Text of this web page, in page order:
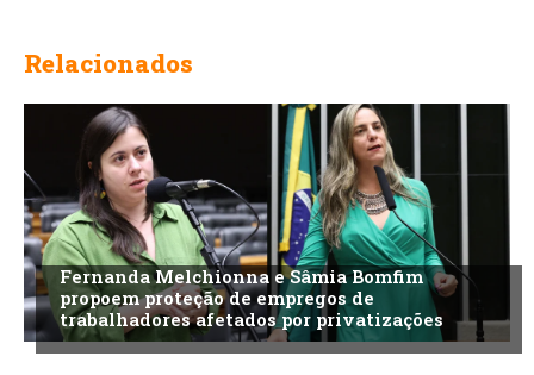
Relacionados
Fernanda Melchionna e Sâmia Bomfim
propoem proteção de empregos de
trabalhadores afetados por privatizações